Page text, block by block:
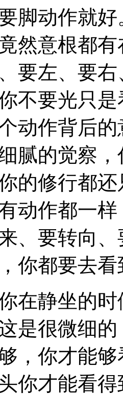
脚动作就
然意根都
要左、要
不要光只
动作背后
腻的觉察
的修行都
动作都一
、要转向
你都要去看
静坐的时
是很微细
，你才能
你才能看